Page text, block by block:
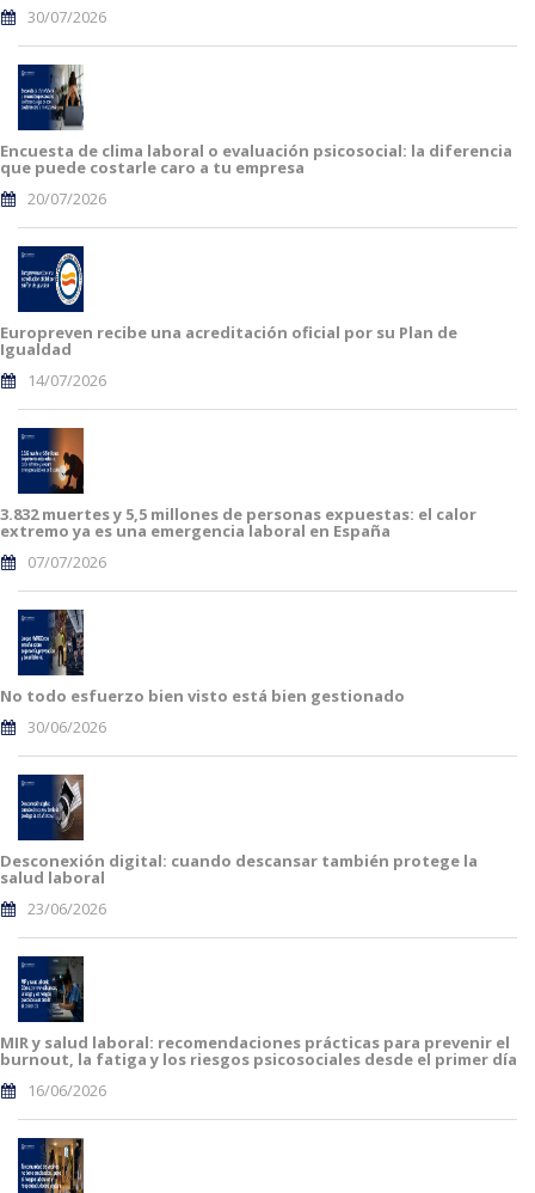
30/07/2026
Encuesta de clima laboral o evaluación psicosocial: la diferencia
que puede costarle caro a tu empresa
20/07/2026
Europreven recibe una acreditación oficial por su Plan de
Igualdad
14/07/2026
3.832 muertes y 5,5 millones de personas expuestas: el calor
extremo ya es una emergencia laboral en España
07/07/2026
No todo esfuerzo bien visto está bien gestionado
30/06/2026
Desconexión digital: cuando descansar también protege la
salud laboral
23/06/2026
MIR y salud laboral: recomendaciones prácticas para prevenir el
burnout, la fatiga y los riesgos psicosociales desde el primer día
16/06/2026